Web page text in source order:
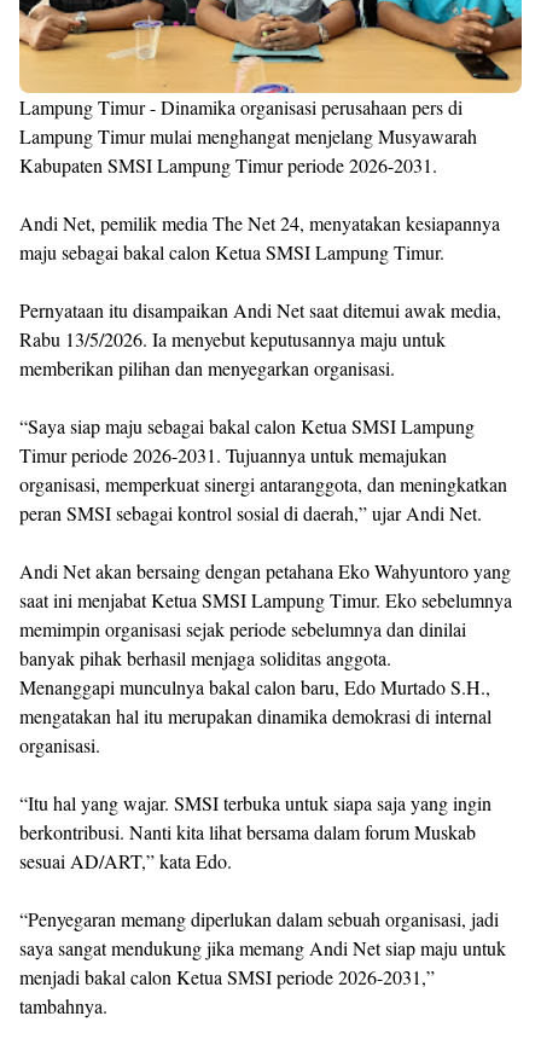
Lampung Timur - Dinamika organisasi perusahaan pers di
Lampung Timur mulai menghangat menjelang Musyawarah
Kabupaten SMSI Lampung Timur periode 2026-2031.
Andi Net, pemilik media The Net 24, menyatakan kesiapannya
maju sebagai bakal calon Ketua SMSI Lampung Timur.
Pernyataan itu disampaikan Andi Net saat ditemui awak media,
Rabu 13/5/2026. Ia menyebut keputusannya maju untuk
memberikan pilihan dan menyegarkan organisasi.
“Saya siap maju sebagai bakal calon Ketua SMSI Lampung
Timur periode 2026-2031. Tujuannya untuk memajukan
organisasi, memperkuat sinergi antaranggota, dan meningkatkan
peran SMSI sebagai kontrol sosial di daerah,” ujar Andi Net.
Andi Net akan bersaing dengan petahana Eko Wahyuntoro yang
saat ini menjabat Ketua SMSI Lampung Timur. Eko sebelumnya
memimpin organisasi sejak periode sebelumnya dan dinilai
banyak pihak berhasil menjaga soliditas anggota.
Menanggapi munculnya bakal calon baru, Edo Murtado S.H.,
mengatakan hal itu merupakan dinamika demokrasi di internal
organisasi.
“Itu hal yang wajar. SMSI terbuka untuk siapa saja yang ingin
berkontribusi. Nanti kita lihat bersama dalam forum Muskab
sesuai AD/ART,” kata Edo.
“Penyegaran memang diperlukan dalam sebuah organisasi, jadi
saya sangat mendukung jika memang Andi Net siap maju untuk
menjadi bakal calon Ketua SMSI periode 2026-2031,”
tambahnya.